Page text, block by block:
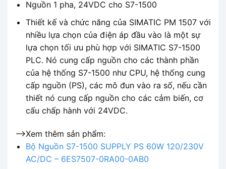
Nguồn 1 pha, 24VDC cho S7-1500
Thiết kế và chức năng của SIMATIC PM 1507 với
nhiều lựa chọn của điện áp đầu vào là một sự
lựa chọn tối ưu phù hợp với SIMATIC S7-1500
PLC. Nó cung cấp nguồn cho các thành phần
của hệ thống S7-1500 như CPU, hệ thống cung
cấp nguồn (PS), các mô đun vào ra số, nếu cần
thiết nó cung cấp nguồn cho các cảm biến, cơ
cấu chấp hành với 24VDC.
-->Xem thêm sản phẩm:
Bộ Nguồn S7-1500 SUPPLY PS 60W 120/230V
AC/DC – 6ES7507-0RA00-0AB0